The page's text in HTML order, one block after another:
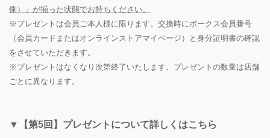
側）」が揃った状態でお持ちください。
※プレゼントは会員ご本人様に限ります。交換時にボークス会員番号
（会員カードまたはオンラインストアマイページ）と身分証明書の確認
をさせていただきます。
※プレゼントはなくなり次第終了いたします。プレゼントの数量は店舗
ごとに異なります。
▼【第5回】プレゼントについて詳しくはこちら